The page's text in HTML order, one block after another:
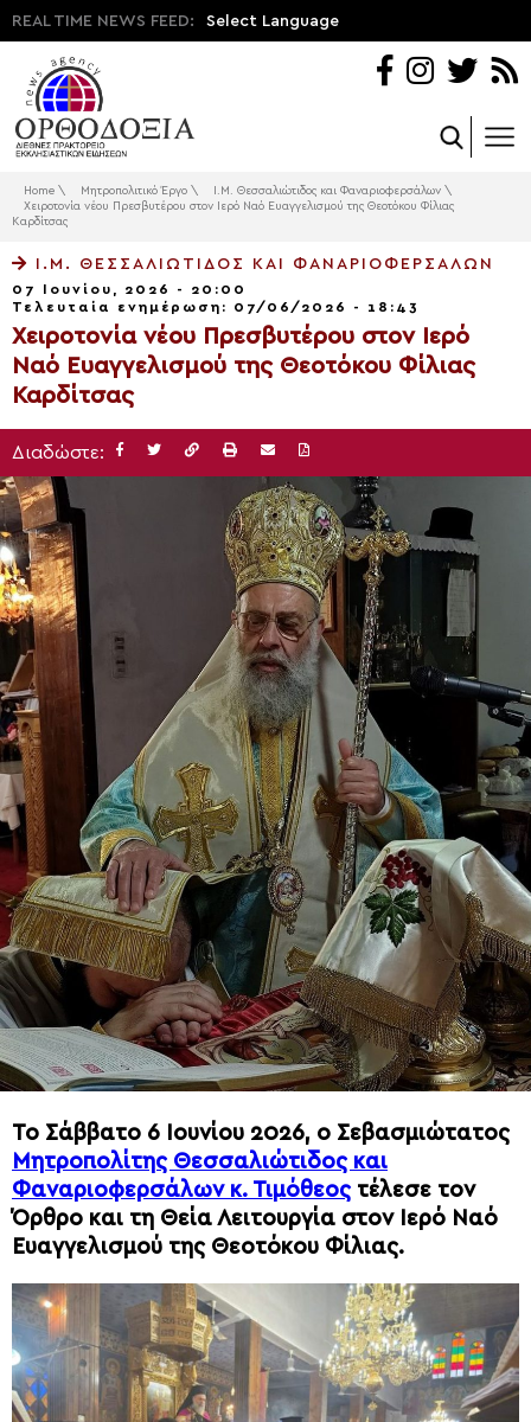
REAL TIME NEWS FEED: Select Language
Home \ Μητροπολιτικό Έργο \ Ι.Μ. Θεσσαλιώτιδος και Φαναριοφερσάλων \
Χειροτονία νέου Πρεσβυτέρου στον Ιερό Ναό Ευαγγελισμού της Θεοτόκου Φίλιας
Καρδίτσας
Ι.Μ. ΘΕΣΣΑΛΙΏΤΙΔΟΣ ΚΑΙ ΦΑΝΑΡΙΟΦΕΡΣΆΛΩΝ
07 Ιουνίου, 2026 - 20:00
Τελευταία ενημέρωση: 07/06/2026 - 18:43
Χειροτονία νέου Πρεσβυτέρου στον Ιερό
Ναό Ευαγγελισμού της Θεοτόκου Φίλιας
Καρδίτσας
Διαδώστε:
Το Σάββατο 6 Ιουνίου 2026, ο Σεβασμιώτατος
Μητροπολίτης Θεσσαλιώτιδος και
Φαναριοφερσάλων κ. Τιμόθεος τέλεσε τον
Όρθρο και τη Θεία Λειτουργία στον Ιερό Ναό
Ευαγγελισμού της Θεοτόκου Φίλιας.